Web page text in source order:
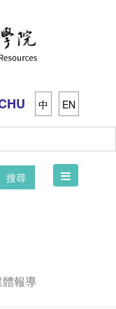
中 EN
搜尋
Toggle
報導